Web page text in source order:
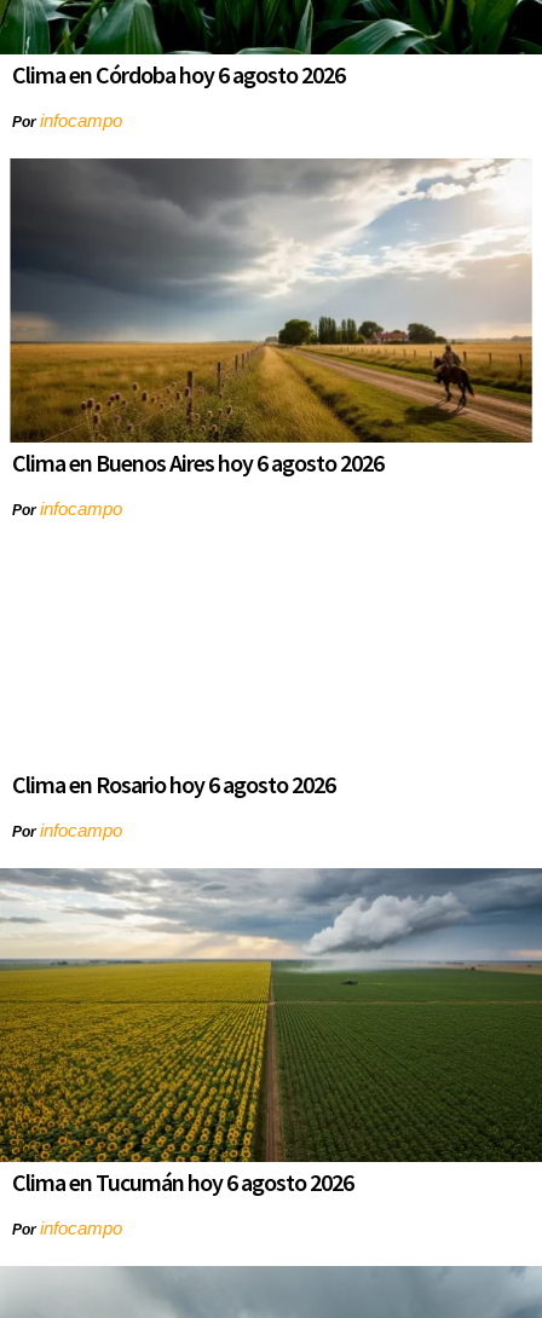
Clima en Córdoba hoy 6 agosto 2026
Porinfocampo
Clima en Buenos Aires hoy 6 agosto 2026
Porinfocampo
Clima en Rosario hoy 6 agosto 2026
Porinfocampo
Clima en Tucumán hoy 6 agosto 2026
Porinfocampo